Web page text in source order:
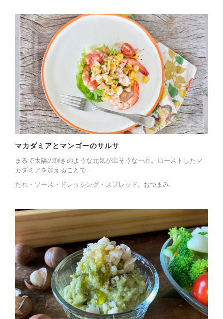
マカダミアとマンゴーのサルサ
まるで太陽の輝きのような元気が出そうな一品。ローストしたマ
カダミアを加えることで...
たれ・ソース・ドレッシング・スプレッド
おつまみ